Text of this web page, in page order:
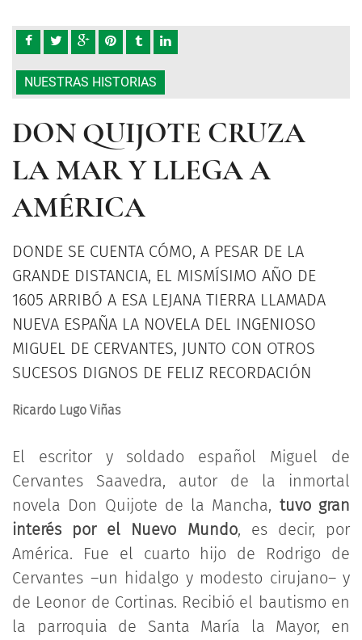
NUESTRAS HISTORIAS
DON QUIJOTE CRUZA
LA MAR Y LLEGA A
AMÉRICA
DONDE SE CUENTA CÓMO, A PESAR DE LA
GRANDE DISTANCIA, EL MISMÍSIMO AÑO DE
1605 ARRIBÓ A ESA LEJANA TIERRA LLAMADA
NUEVA ESPAÑA LA NOVELA DEL INGENIOSO
MIGUEL DE CERVANTES, JUNTO CON OTROS
SUCESOS DIGNOS DE FELIZ RECORDACIÓN
Ricardo Lugo Viñas
El escritor y soldado español Miguel de
Cervantes Saavedra, autor de la inmortal
novela Don Quijote de la Mancha, tuvo gran
interés por el Nuevo Mundo, es decir, por
América. Fue el cuarto hijo de Rodrigo de
Cervantes –un hidalgo y modesto cirujano– y
de Leonor de Cortinas. Recibió el bautismo en
la parroquia de Santa María la Mayor, en